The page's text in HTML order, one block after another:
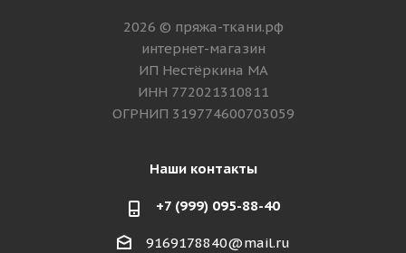
2026 © пряжа-ткани.рф
интернет-магазин
ИП Нестёркина МА
ИНН 772021310811
ОГРНИП 319774600703059
Наши контакты
+7 (999) 095-88-40
9169178840@mail.ru